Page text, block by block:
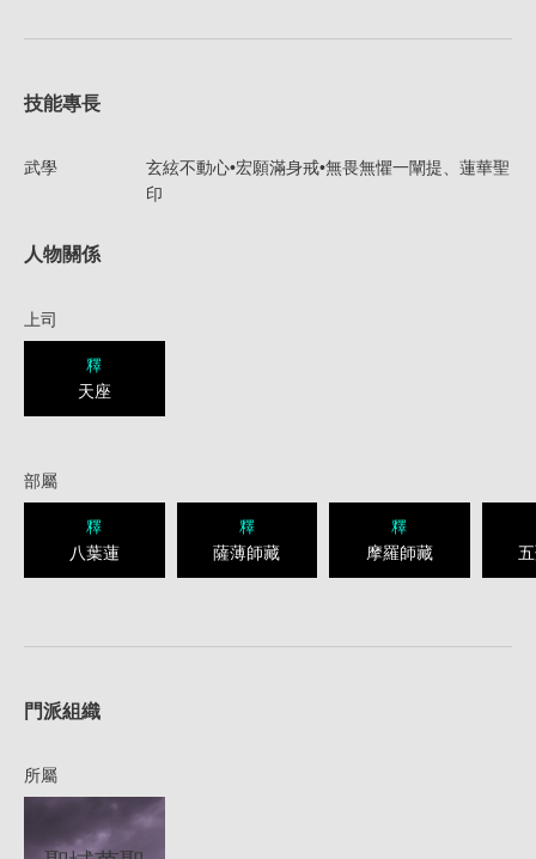
技能專長
武學
玄絃不動心•宏願滿身戒•無畏無懼一闡提、蓮華聖
印
人物關係
上司
釋
天座
部屬
釋
八葉蓮
釋
薩薄師藏
釋
摩羅師藏
門派組織
所屬